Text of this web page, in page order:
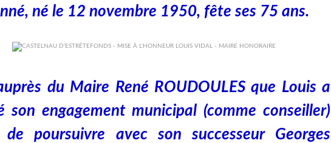
né le 12 novembre 1950, fête ses 75 ans.
du Maire René ROUDOULES que Louis a
son engagement municipal (comme conseiller)
poursuivre avec son successeur Georges